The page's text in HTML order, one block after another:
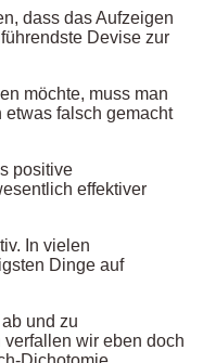
dass das Aufzeigen
Devise zur
möchte, muss man
falsch gemacht
positive
effektiver
In vielen
Dinge auf
und zu
wir eben doch